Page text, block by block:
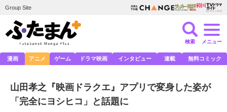
Group Site
検索 メニュー
漫画 アニメ ゲーム ドラマ映画 インタビュー 連載 無料コミック
山田孝之『映画ドラクエ』アプリで変身した姿が
「完全にヨシヒコ」と話題に